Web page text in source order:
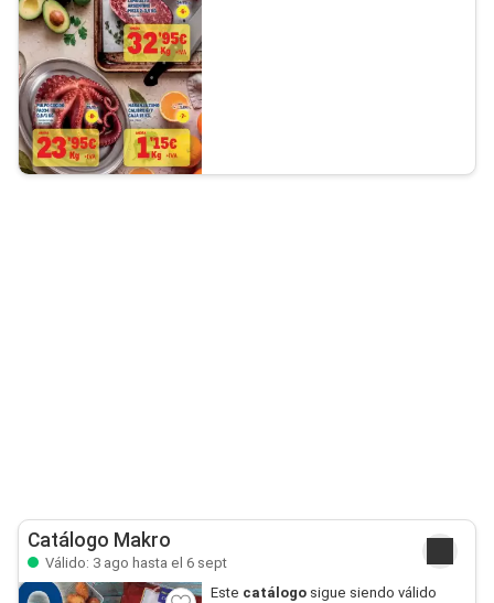
Catálogo Makro
Válido: 3 ago hasta el 6 sept
Este catálogosigue siendo válido